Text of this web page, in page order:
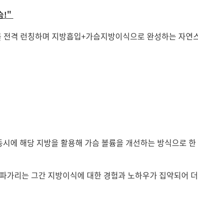
!"
격 런칭하며 지방흡입+가슴지방이식으로 완성하는 자연
에 해당 지방을 활용해 가슴 볼륨을 개선하는 방식으로
가리는 그간 지방이식에 대한 경험과 노하우가 집약되어